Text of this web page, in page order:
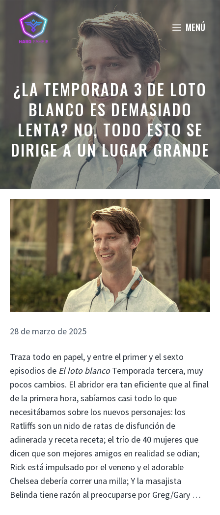
contenido
MENÚ
¿LA TEMPORADA 3 DE LOTO
BLANCO ES DEMASIADO
LENTA? NO, TODO ESTO SE
DIRIGE A UN LUGAR GRANDE
28 de marzo de 2025
Traza todo en papel, y entre el primer y el sexto
episodios de El loto blancoTemporada tercera, muy
pocos cambios. El abridor era tan eficiente que al final
de la primera hora, sabíamos casi todo lo que
necesitábamos sobre los nuevos personajes: los
Ratliffs son un nido de ratas de disfunción de
adinerada y receta receta; el trío de 40 mujeres que
dicen que son mejores amigos en realidad se odian;
Rick está impulsado por el veneno y el adorable
Chelsea debería correr una milla; Y la masajista
Belinda tiene razón al preocuparse por Greg/Gary …